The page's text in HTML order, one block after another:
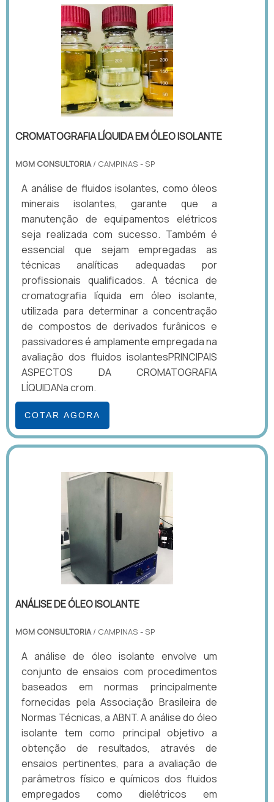
CROMATOGRAFIA LÍQUIDA EM ÓLEO ISOLANTE
MGM CONSULTORIA/ CAMPINAS - SP
A análise de fluidos isolantes, como óleos
minerais isolantes, garante que a
manutenção de equipamentos elétricos
seja realizada com sucesso. Também é
essencial que sejam empregadas as
técnicas analíticas adequadas por
profissionais qualificados. A técnica de
cromatografia líquida em óleo isolante,
utilizada para determinar a concentração
de compostos de derivados furânicos e
passivadores é amplamente empregada na
avaliação dos fluidos isolantesPRINCIPAIS
ASPECTOS DA CROMATOGRAFIA
LÍQUIDANa crom.
COTAR AGORA
ANÁLISE DE ÓLEO ISOLANTE
MGM CONSULTORIA/ CAMPINAS - SP
A análise de óleo isolante envolve um
conjunto de ensaios com procedimentos
baseados em normas principalmente
fornecidas pela Associação Brasileira de
Normas Técnicas, a ABNT. A análise do óleo
isolante tem como principal objetivo a
obtenção de resultados, através de
ensaios pertinentes, para a avaliação de
parâmetros físico e químicos dos fluidos
empregados como dielétricos em